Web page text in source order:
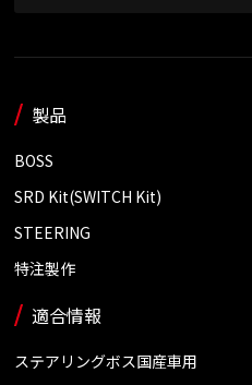
製品
BOSS
SRD Kit(SWITCH Kit)
STEERING
特注製作
適合情報
ステアリングボス国産車用